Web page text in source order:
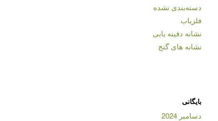
دسته‌بندی نشده
فلزیاب
نشانه دفینه یابی
نشانه های گنج
بایگانی
دسامبر 2024